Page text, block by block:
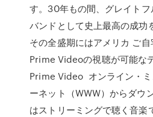
す。30年もの間、グレイトフ
バンドとして史上最高の成功
その全盛期にはアメリカ ご
Prime Videoの視聴が可能な
Prime Video オンライン・ミ
ーネット（WWW）からダウ
はストリーミングで聴く音楽